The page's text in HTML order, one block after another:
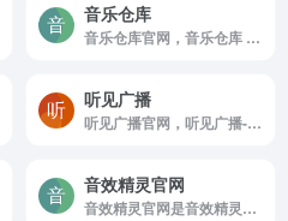
音乐仓库
音乐仓库官网，音乐仓库 一个无损音乐资源分享网站
听见广播
听见广播官网，听见广播-可听可看的广播电台节目直播
音效精灵官网
音效精灵官网是音效精灵官网提供音效精灵电脑版下载，内置各种在线音效素材,音效库,特效音，其中包括掌声音效,恐怖音效,倒计时音效,雷声音效,警报音效,钟声音效等等。